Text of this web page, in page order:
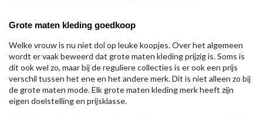
Grote maten kleding goedkoop
Welke vrouw is nu niet dol op leuke koopjes. Over het algemeen
wordt er vaak beweerd dat grote maten kleding prijzig is. Soms is
dit ook wel zo, maar bij de reguliere collecties is er ook een prijs
verschil tussen het ene en het andere merk. Dit is niet alleen zo bij
de grote maten mode. Elk grote maten kleding merk heeft zijn
eigen doelstelling en prijsklasse.